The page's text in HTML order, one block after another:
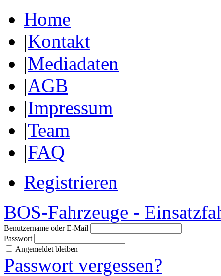
Home
|Kontakt
|Mediadaten
|AGB
|Impressum
|Team
|FAQ
Registrieren
BOS-Fahrzeuge -
Benutzername oder E-Mail
Passwort
Angemeldet bleiben
Passwort vergessen?